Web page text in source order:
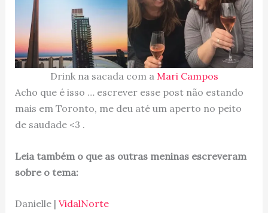
Drink na sacada com a Mari Campos
Acho que é isso … escrever esse post não estando
mais em Toronto, me deu até um aperto no peito
de saudade <3 .
Leia também o que as outras meninas escreveram
sobre o tema:
Danielle | VidalNorte